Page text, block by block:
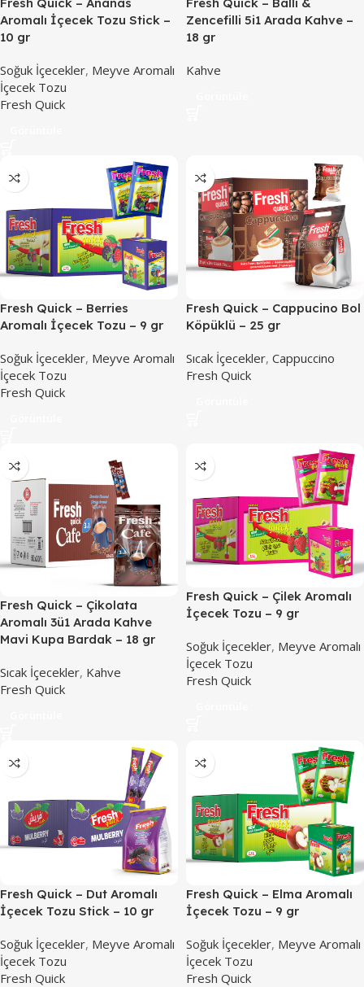
Aromalı İçecek Tozu Stick –
10 gr
Soğuk İçecekler, Meyve Aromalı
İçecek Tozu
Fresh Quick
Zencefilli 5i1 Arada Kahve –
18 gr
Kahve
Fresh Quick – Berries
Aromalı İçecek Tozu – 9 gr
Soğuk İçecekler, Meyve Aromalı
İçecek Tozu
Fresh Quick
Fresh Quick – Cappucino Bol
Köpüklü – 25 gr
Sıcak İçecekler, Cappuccino
Fresh Quick
Fresh Quick – Çikolata
Aromalı 3ü1 Arada Kahve
Mavi Kupa Bardak – 18 gr
Sıcak İçecekler, Kahve
Fresh Quick
Fresh Quick – Çilek Aromalı
İçecek Tozu – 9 gr
Soğuk İçecekler, Meyve Aromalı
İçecek Tozu
Fresh Quick
Fresh Quick – Dut Aromalı
İçecek Tozu Stick – 10 gr
Soğuk İçecekler, Meyve Aromalı
İçecek Tozu
Fresh Quick
Fresh Quick – Elma Aromalı
İçecek Tozu – 9 gr
Soğuk İçecekler, Meyve Aromalı
İçecek Tozu
Fresh Quick